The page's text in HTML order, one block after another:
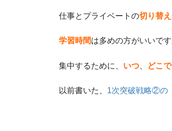
仕事とプライベートの切り替
学習時間は多めの方がいいです
集中するために、 いつ どこで
以前書いた、 1次突破戦略②の